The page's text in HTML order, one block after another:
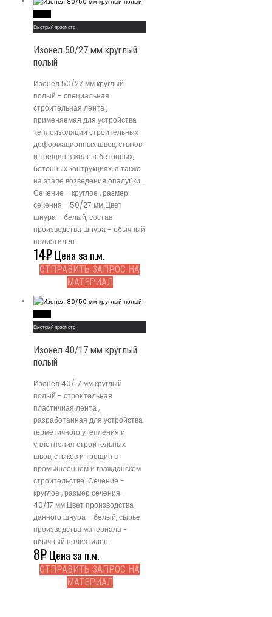
Быстрый просмотр
Изонел 50/27 мм круглый
полый
Изонел 50/27 мм круглый
полый - специальная
строительная лента ,
применяемая для устройства
теплоизоляции строительных
деформационных швов, стыков
и трещин в железобетонных,
бетонных контрукциях, а также
на этапе возведения опалубки.
Сечение - круглое , размер
сечения - 50/27 мм.Цвет
шнура - белый, состав
производства шнура - обычный
полиэтилен.
14₽Цена за п.м.
ОТПРАВИТЬ ЗАПРОС НА
МАТЕРИАЛ
Быстрый просмотр
Изонел 40/17 мм круглый
полый
Изонел 40/17 мм круглый
полый - строительная
пластичная лента ,
разработанная для устройства
герметичного утепления и
уплотнения строительных
швов, стыков и трещин в
промышленном и гражданском
строительстве. Сечение -
круглое , размер сечения -
40/17 мм.Цвет производства
данного шнура - белый, сырье
производства материала -
обычный полиэтилен.
8₽Цена за п.м.
ОТПРАВИТЬ ЗАПРОС НА
МАТЕРИАЛ